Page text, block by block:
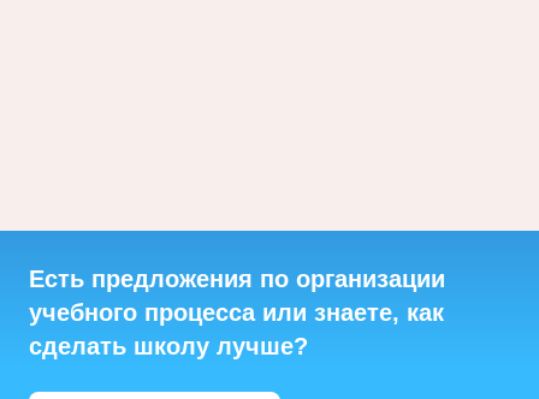
Есть предложения по организации
учебного процесса или знаете, как
сделать школу лучше?